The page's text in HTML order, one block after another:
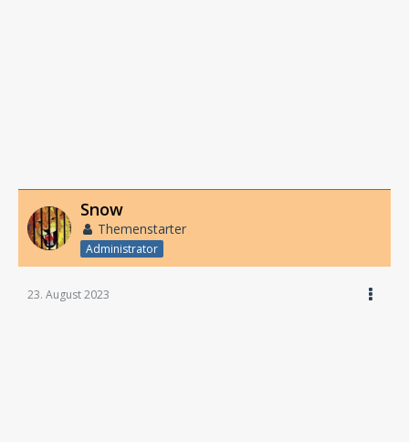
Snow
Themenstarter
Administrator
23. August 2023